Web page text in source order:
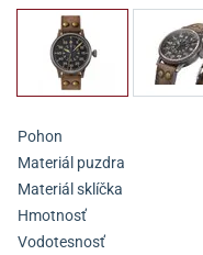
Pohon
Materiál puzdra
Materiál sklíčka
Hmotnosť
Vodotesnosť